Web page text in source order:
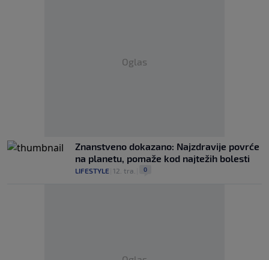
Oglas
Znanstveno dokazano: Najzdravije povrće
na planetu, pomaže kod najtežih bolesti
LIFESTYLE 12. tra. 0